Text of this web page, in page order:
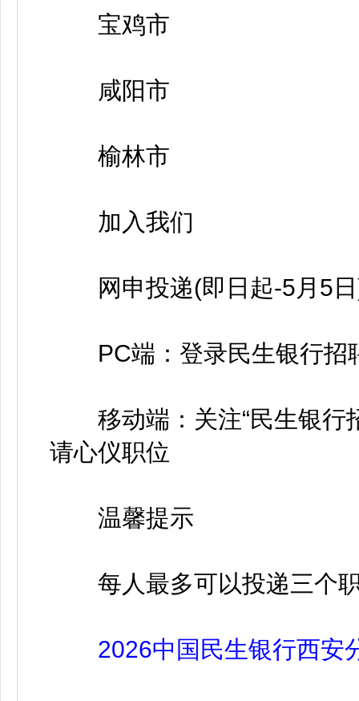
宝鸡市
咸阳市
榆林市
加入我们
网申投递(即日起-5月5
PC端：登录民生银行招
移动端：关注“民生银行
请心仪职位
温馨提示
每人最多可以投递三个
2026中国民生银行西安